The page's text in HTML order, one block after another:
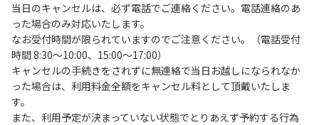
基本的に、テント1張りにつき1区画の予約をお願いします。
管理棟にてチェックインの手続きを行ってください。午後3
時前にお越しの方は、午後3時になりましたら管理棟にて手
続きを行ってください。午後5時過ぎにお越しの方は、翌朝
手続きを行ってください。
４、車両は、荷物の積み下ろし時以外は、駐車場にとめてく
ださい。
５、チェックアウトは、午前10時まで（日帰り使用の場合は
当日のキャンセルは、必ず電話でご連絡ください。電話連絡のあ
った場合のみ対応いたします。
なお受付時間が限られていますのでご注意ください。（電話受付
時間 8:30～10:00、15:00～17:00）
キャンセルの手続きをされずに無連絡で当日お越しになられなか
った場合は、利用料金全額をキャンセル料として頂戴いたしま
す。
また、利用予定が決まっていない状態でとりあえず予約する行為